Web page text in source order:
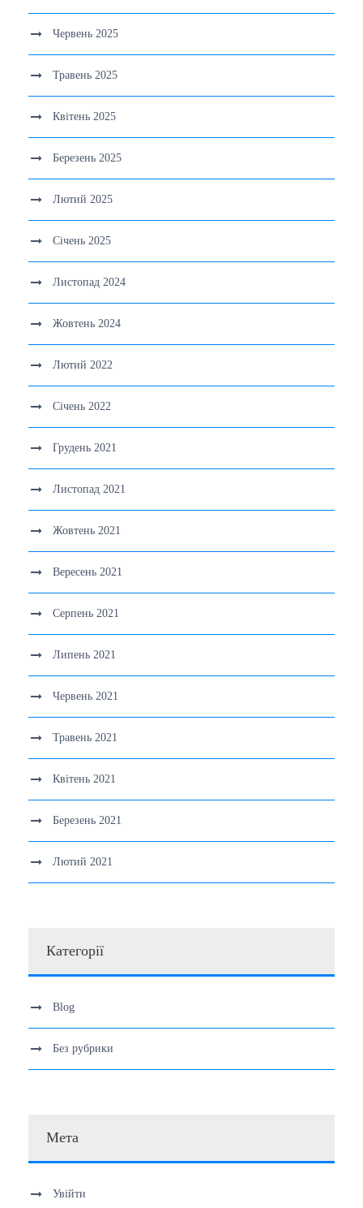
Червень 2025
Травень 2025
Квітень 2025
Березень 2025
Лютий 2025
Січень 2025
Листопад 2024
Жовтень 2024
Лютий 2022
Січень 2022
Грудень 2021
Листопад 2021
Жовтень 2021
Вересень 2021
Серпень 2021
Липень 2021
Червень 2021
Травень 2021
Квітень 2021
Березень 2021
Лютий 2021
Категорії
Blog
Без рубрики
Мета
Увійти